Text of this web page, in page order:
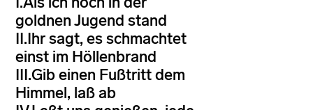
goldnen Jugend stand
II.Ihr sagt, es schmachtet
einst im Höllenbrand
III.Gib einen Fußtritt dem
Himmel, laß ab